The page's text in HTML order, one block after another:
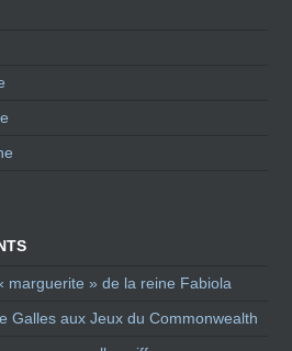
marguerite » de la reine Fabiola
Galles aux Jeux du Commonwealth